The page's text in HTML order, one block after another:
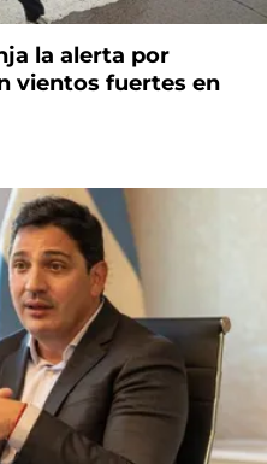
la alerta por
vientos fuertes en